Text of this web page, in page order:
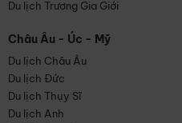
Du lịch Trương Gia Giới
Châu Âu - Úc - Mỹ
Du lịch Châu Âu
Du lịch Đức
Du lịch Thụy Sĩ
Du lịch Anh